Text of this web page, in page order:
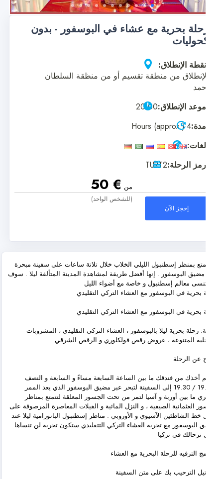
بحرية مع عشاء في البوسفور - بدون
الإنطلاق:
من منطقة تقسيم أو من منظقة السلطان
الإنطلاق:20.00
4 Hours (approx.)
الرحلة:TURT2
€ 50
(للشخص الواحد)
إحجز الآن
بمنظر إسطنبول الليلي الخلاب خلال تلاتة ساعات على سفينة مبحرة
البوسفور . إنها أفضل طريقة لمشاهدة المدينة المتألقة ليلا . سوف
معالم إسطنبول و خاصة مع أضواء الليل
بحرية في البوسفور مع العشاء التركي التقليدي
بحرية في البوسفور مع العشاء التركي التقليدي
رحلة بحرية ليلا بالبوسفور ، العشاء التركي التقليدي ، المشروبات
المتنوعة ، عروض رقص فولكلوري و الرقص الشرقي
عن الرحلة
أخذك من فندقك ما بين الساعة السابعة مساءً و السابعة و النصف
-19.00 / 19.30 إلى السفينة لتبحر عبر مضيق البوسفور الذي يعد الممر
ما بين أوربة و آسيا لتمر من تحت الجسور المعلقة لتتمتع بمناظر
العثمانية الصيفية ، و النزل المائية و الفيلات المعاصرة المرصوفة على
الشاطئين الآسيوي و الأوروبي . مناظر إسطنبول البانورامية ليلا عند
البوسفور مع تجربة العشاء التركي التتقليدي ستكون تجربة لن تنساها
ترحالك في تركيا
الترفيه للرحلة البحرية مع العشاء
الترحيب بك على متن السفينة